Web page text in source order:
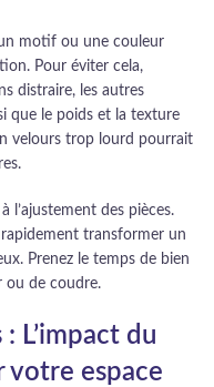
motif ou une couleur
Pour éviter cela,
distraire, les autres
que le poids et la texture
velours trop lourd pourrait
l’ajustement des pièces.
transformer un
Prenez le temps de bien
ou de coudre.
: L’impact du
votre espace